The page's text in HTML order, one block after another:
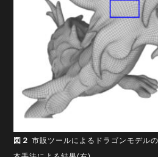
図２ 市販ツールによるドラゴンモデル